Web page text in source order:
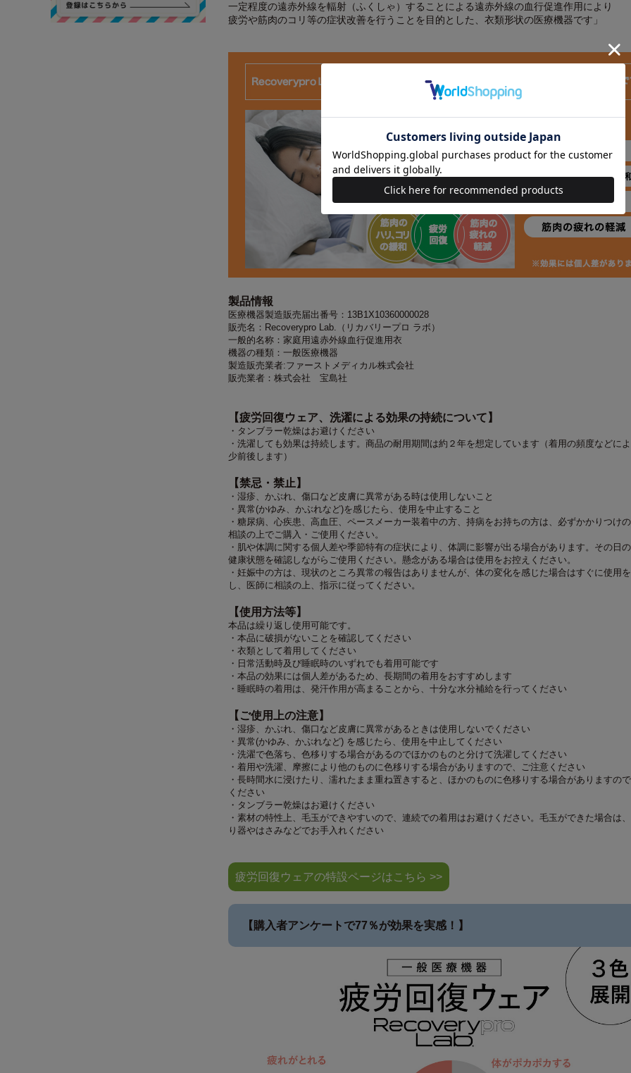
一定程度の遠赤外線を輻射（ふくしゃ）することによる遠赤外線の血行促進作用により
疲労や筋肉のコリ等の症状改善を行うことを目的とした、衣類形状の医療機器です」
製品情報
医療機器製造販売届出番号：13B1X10360000028
販売名：Recoverypro Lab.（リカバリープロ ラボ）
一般的名称：家庭用遠赤外線血行促進用衣
機器の種類：一般医療機器
製造販売業者:ファーストメディカル株式会社
販売業者：株式会社 宝島社
【疲労回復ウェア、洗濯による効果の持続について】
・タンブラー乾燥はお避けください
・洗濯しても効果は持続します。商品の耐用期間は約２年を想定しています（着用の頻度などに
少前後します）
【禁忌・禁止】
・湿疹、かぶれ、傷口など皮膚に異常がある時は使用しないこと
・異常(かゆみ、かぶれなど)を感じたら、使用を中止すること
・糖尿病、心疾患、高血圧、ペースメーカー装着中の方、持病をお持ちの方は、必ずかかりつけ
相談の上でご購入・ご使用ください。
・肌や体調に関する個人差や季節特有の症状により、体調に影響が出る場合があります。その日
健康状態を確認しながらご使用ください。懸念がある場合は使用をお控えください。
・妊娠中の方は、現状のところ異常の報告はありませんが、体の変化を感じた場合はすぐに使用
し、医師に相談の上、指示に従ってください。
【使用方法等】
本品は繰り返し使用可能です。
・本品に破損がないことを確認してください
・衣類として着用してください
・日常活動時及び睡眠時のいずれでも着用可能です
・本品の効果には個人差があるため、長期間の着用をおすすめします
・睡眠時の着用は、発汗作用が高まることから、十分な水分補給を行ってください
【ご使用上の注意】
・湿疹、かぶれ、傷口など皮膚に異常があるときは使用しないでください
・異常(かゆみ、かぶれなど) を感じたら、使用を中止してください
・洗濯で色落ち、色移りする場合があるのでほかのものと分けて洗濯してください
・着用や洗濯、摩擦により他のものに色移りする場合がありますので、ご注意ください
・長時間水に浸けたり、濡れたまま重ね置きすると、ほかのものに色移りする場合がありますの
ください
・タンブラー乾燥はお避けください
・素材の特性上、毛玉ができやすいので、連続での着用はお避けください。毛玉ができた場合は
り器やはさみなどでお手入れください
疲労回復ウェアの特設ページはこちら >>
【購入者アンケートで77％が効果を実感！】